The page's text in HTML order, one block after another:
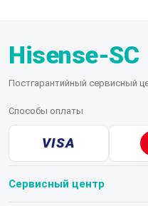
Hisense-SC
Постгарантийный сервисный
Способы оплаты
VISA
Сервисный центр